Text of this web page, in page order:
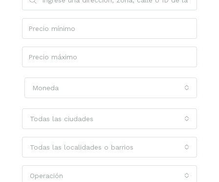
Moneda
Todas las ciudades
Todas las localidades o barrios
Operación